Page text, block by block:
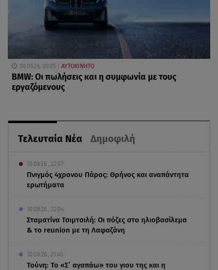
Τελευταία Νέα Δημοφιλή
10.08.26 , 22:07
Πνιγμός 4χρονου Πάρος: Θρήνος και αναπάντητα
ερωτήματα
10.08.26 , 22:04
Σταματίνα Τσιμτσιλή: Οι πόζες στο ηλιοβασίλεμα
& το reunion με τη Λαφαζάνη
10.08.26 , 21:40
Τούνη: Το «Σ’ αγαπάω» του γιου της και η
08.08.26, 09:05 ΑΥΤΟΚΙΝΗΤΟ
BMW: Οι πωλήσεις και η συμφωνία με τους
εργαζόμενους